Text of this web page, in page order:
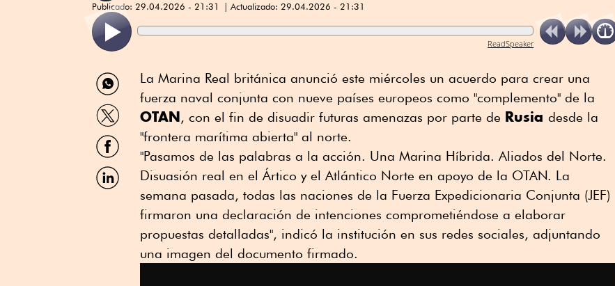
Publicado: 29.04.2026 - 21:31 Actualizado: 29.04.2026 - 21:31
ReadSpeaker
Compartir
por
WhatsApp
Compartir
por
Twitter
Compartir
por
Facebook
Compartir
por
La Marina Real británica anunció este miércoles un acuerdo para crear una
fuerza naval conjunta con nueve países europeos como "complemento" de la
OTAN, con el fin de disuadir futuras amenazas por parte de Rusia desde la
"frontera marítima abierta" al norte.
"Pasamos de las palabras a la acción. Una Marina Híbrida. Aliados del Norte.
Disuasión real en el Ártico y el Atlántico Norte en apoyo de la OTAN. La
semana pasada, todas las naciones de la Fuerza Expedicionaria Conjunta (JEF)
firmaron una declaración de intenciones comprometiéndose a elaborar
propuestas detalladas", indicó la institución en sus redes sociales, adjuntando
una imagen del documento firmado.